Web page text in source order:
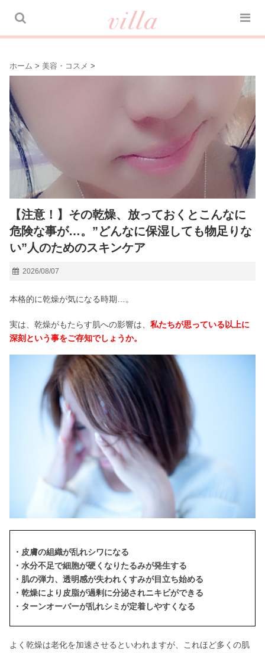
ホーム > 美容・コスメ >
【注意！】その乾燥、放っておくとこんなに
危険な事が…。”どんなに保湿しても物足りな
い”人のためのスキンケア
2026/08/07
本格的に乾燥が気になる時期…。
実は、乾燥がもたらす肌への影響は、 私たちが思っている以上に
深刻という事をご存知でしょうか。
・皮膚の組織が乱れシワになる
・水分不足で細胞が硬くなりたるみが発生する
・肌の弾力、透明感が失われくすみが目立ち始める
・乾燥により皮脂が過剰に分泌されニキビができる
・ターンオーバーが乱れシミが定着しやすくなる
よく乾燥は老化を加速させるといわれますが、これほど多くの肌